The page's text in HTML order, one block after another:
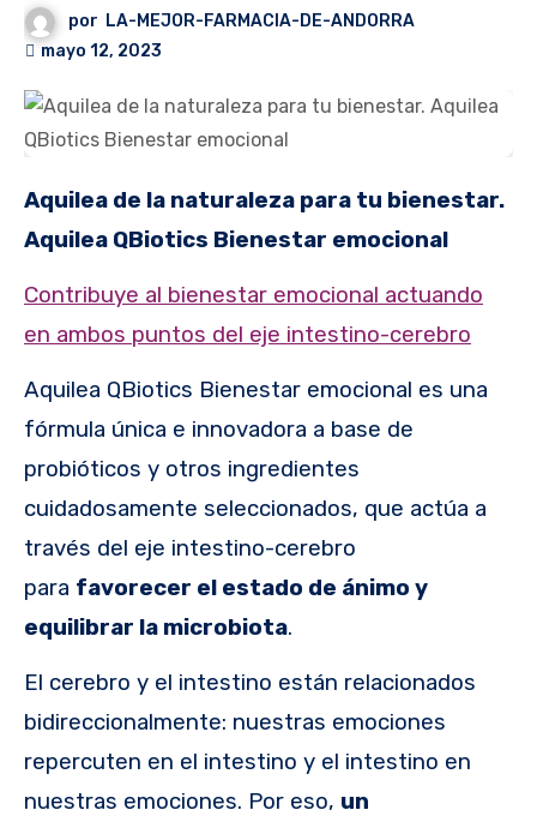
por LA-MEJOR-FARMACIA-DE-ANDORRA
mayo 12, 2023
Aquilea de la naturaleza para tu bienestar.
Aquilea QBiotics Bienestar emocional
Contribuye al bienestar emocional actuando
en ambos puntos del eje intestino-cerebro
Aquilea QBiotics Bienestar emocional es una
fórmula única e innovadora a base de
probióticos y otros ingredientes
cuidadosamente seleccionados, que actúa a
través del eje intestino-cerebro
para favorecer el estado de ánimo y
equilibrar la microbiota.
El cerebro y el intestino están relacionados
bidireccionalmente: nuestras emociones
repercuten en el intestino y el intestino en
nuestras emociones. Por eso, un